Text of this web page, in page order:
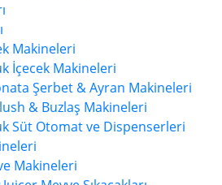
Makineleri
İçecek Makineleri
Şerbet & Ayran Makineleri
& Buzlaş Makineleri
Süt Otomat ve Dispenserleri
Makineleri